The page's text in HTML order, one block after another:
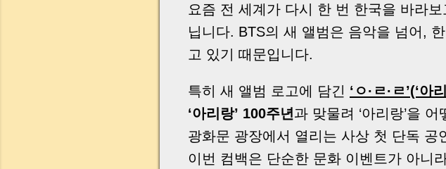
요즘 전 세계가 다시 한 번 한국을 바라
닙니다. BTS의 새 앨범은 음악을 넘어,
고 있기 때문입니다.
특히 새 앨범 로고에 담긴 ‘ㅇ·ㄹ·ㄹ’(‘아
‘아리랑’ 100주년과 맞물려 ‘아리랑’을
광화문 광장에서 열리는 사상 첫 단독
이번 컴백은 단순한 문화 이벤트가 아니